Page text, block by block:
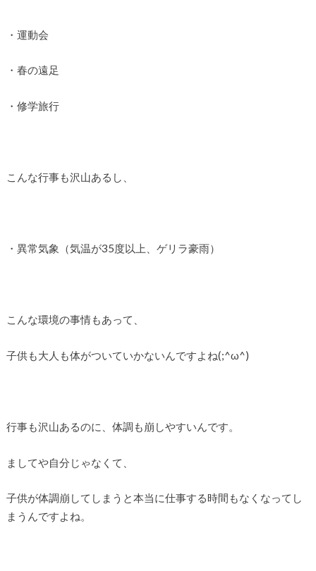
・運動会
・春の遠足
・修学旅行
こんな行事も沢山あるし、
・異常気象（気温が35度以上、ゲリラ豪雨）
こんな環境の事情もあって、
子供も大人も体がついていかないんですよね(;^ω^)
行事も沢山あるのに、体調も崩しやすいんです。
ましてや自分じゃなくて、
子供が体調崩してしまうと本当に仕事する時間もなくなってし
まうんですよね。